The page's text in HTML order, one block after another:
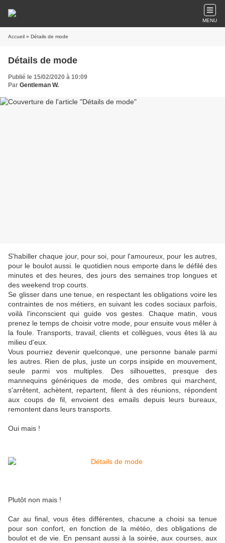
MENU
Accueil » Détails de mode
Détails de mode
Publié le 15/02/2020 à 10:09
Par Gentleman W.
S'habiller chaque jour, pour soi, pour l'amoureux, pour les autres,
pour le boulot aussi. le quotidien nous emporte dans le défilé des
minutes et des heures, des jours des semaines trop longues et
des weekend trop courts.
Se glisser dans une tenue, en respectant les obligations voire les
contraintes de nos métiers, en suivant les codes sociaux parfois,
voilà l'inconscient qui guide vos gestes. Chaque matin, vous
prenez le temps de choisir votre mode, pour ensuite vous mêler à
la foule. Transports, travail, clients et collègues, vous êtes là au
milieu d'eux.
Vous pourriez devenir quelconque, une personne banale parmi
les autres. Rien de plus, juste un corps insipide en mouvement,
seule parmi vos multiples. Des silhouettes, presque des
mannequins génériques de mode, des ombres qui marchent,
s'arrêtent, achètent, repartent, filent à des réunions, répondent
aux coups de fil, envoient des emails depuis leurs bureaux,
remontent dans leurs transports.
Oui mais !
Plutôt non mais !
Car au final, vous êtes différentes, chacune a choisi sa tenue
pour son confort, en fonction de la météo, des obligations de
boulot et de vie. En pensant aussi à la soirée, aux courses, aux